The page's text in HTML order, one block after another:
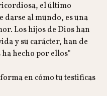
el último
darse al mundo, es una
Los hijos de Dios han
y su carácter, han de
hecho por ellos"
en cómo tu testificas